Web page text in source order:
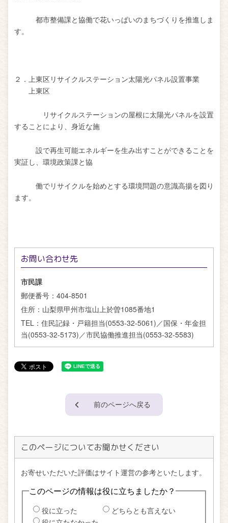
都市整備課と協働で花いっぱいのまちづくりを推進しま
す。
２．上東区リサイクルステーション太陽光パネル設置事業
上東区
リサイクルステーションの屋根に太陽光パネルを設置
することにより、身近な施
設で再生可能エネルギーを生み出すことができることを
実証し、環境政策課と協
働でリサイクルを始めとする環境問題の意識高揚を図り
ます。
お問い合わせ先
市民課
郵便番号： 404-8501
住所： 山梨県甲州市塩山上於曽1085番地1
TEL： 住民記録・戸籍担当(0553-32-5061)／国保・年金担
当(0553-32-5173)／市民協働推進担当(0553-32-5583)
前のページへ戻る
このページについてお聞かせください